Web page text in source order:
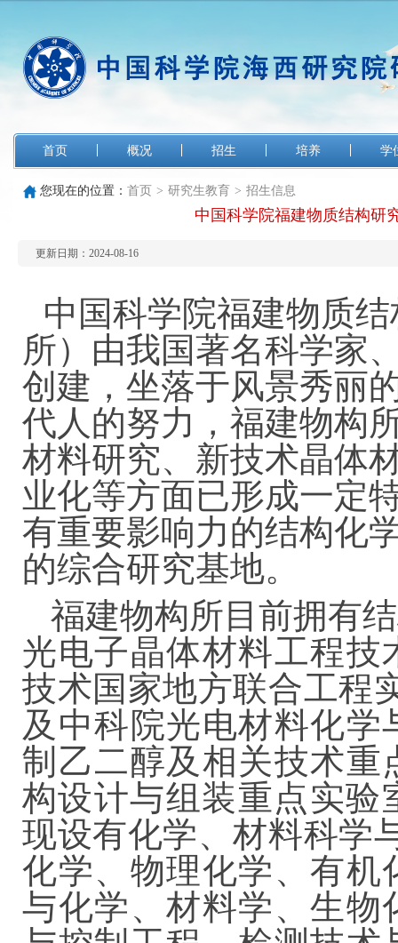
首页 概况 招生 培养 学
您现在的位置： 首页 > 研究生教育 > 招生信息
中国科学院福建物质结构研
更新日期：2024-08-16
中国科学院福建物质
所）由我国著名科学家
创建，坐落于风景秀丽
代人的努力，福建物构
材料研究、新技术晶体
业化等方面已形成一定
有重要影响力的结构化
的综合研究基地。
福建物构所目前拥有
光电子晶体材料工程技
技术国家地方联合工程
及中科院光电材料化
制乙二醇及相关技术重
构设计与组装重点实验
现设有化学、材料科学
化学、物理化学、有机
与化学、材料学、生物